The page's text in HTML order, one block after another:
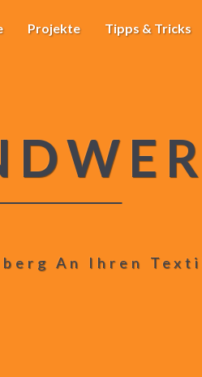
Projekte Tipps & Tricks
An Ihren